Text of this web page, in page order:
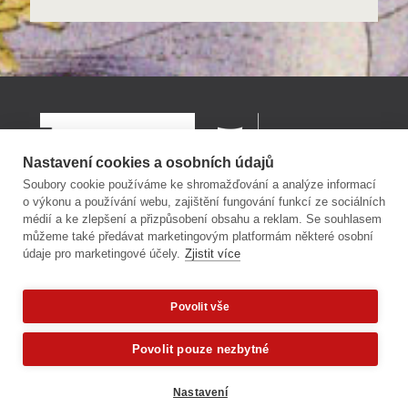
Nastavení cookies a osobních údajů
Soubory cookie používáme ke shromažďování a analýze informací
o výkonu a používání webu, zajištění fungování funkcí ze sociálních
médií a ke zlepšení a přizpůsobení obsahu a reklam. Se souhlasem
můžeme také předávat marketingovým platformám některé osobní
údaje pro marketingové účely. Zjistit více
Povolit vše
Povolit pouze nezbytné
Nastavení